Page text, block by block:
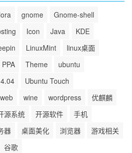
gnome
Gnome-shell
Icon Java
KDE
LinuxMint
linux桌面
PPA Theme
ubuntu
Ubuntu Touch
web wine wordpress
优麒麟
源系统 开源软件
手机
器 桌面美化 浏览器
游戏相关
谷歌